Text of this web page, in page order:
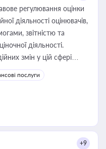
регулювання оцінки
діяльності оцінювачів,
звітністю та
діяльності.
змін у цій сфері
юриста або
приватизації, оренди
угод і перевірки
послуги
+9